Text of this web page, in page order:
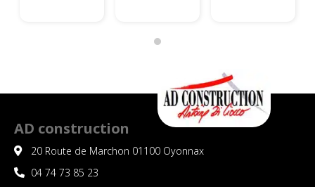
est très
réactive
et s
accommode
AD construction
20 Route de Marchon 01100 Oyonnax
04 74 73 85 23